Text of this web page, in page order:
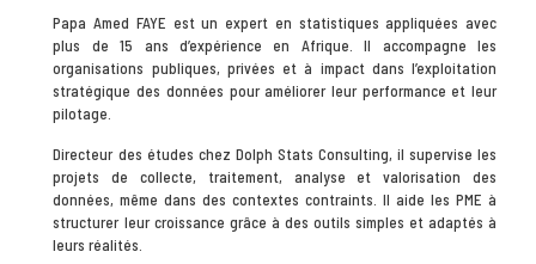
Papa Amed FAYE est un expert en statistiques appliquées avec
plus de 15 ans d’expérience en Afrique. Il accompagne les
organisations publiques, privées et à impact dans l’exploitation
stratégique des données pour améliorer leur performance et leur
pilotage.
Directeur des études chez Dolph Stats Consulting, il supervise les
projets de collecte, traitement, analyse et valorisation des
données, même dans des contextes contraints. Il aide les PME à
structurer leur croissance grâce à des outils simples et adaptés à
leurs réalités.